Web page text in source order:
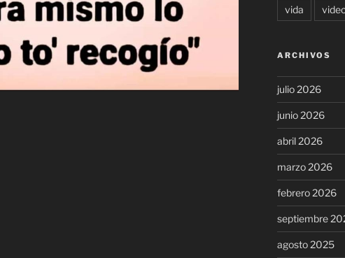
vida
ARCHIVOS
julio 2026
junio 2026
abril 2026
marzo 2026
febrero 2026
septiembre
agosto 2025